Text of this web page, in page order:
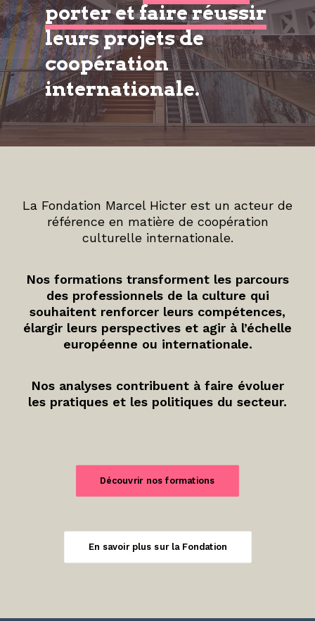
porter et faire réussir
leurs projets de
coopération
internationale.
La Fondation Marcel Hicter est un acteur de
référence en matière de coopération
culturelle internationale.
Nos formations transforment les parcours
des professionnels de la culture qui
souhaitent renforcer leurs compétences,
élargir leurs perspectives et agir à l’échelle
européenne ou internationale.
Nos analyses contribuent à faire évoluer
les pratiques et les politiques du secteur.
Découvrir nos formations
En savoir plus sur la Fondation